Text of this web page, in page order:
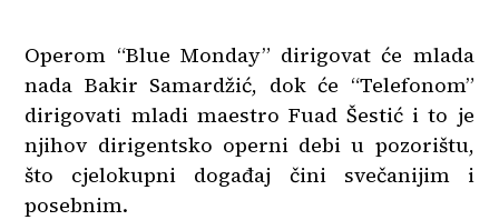
Operom “Blue Monday” dirigovat će mlada
nada Bakir Samardžić, dok će “Telefonom”
dirigovati mladi maestro Fuad Šestić i to je
njihov dirigentsko operni debi u pozorištu,
što cjelokupni događaj čini svečanijim i
posebnim.